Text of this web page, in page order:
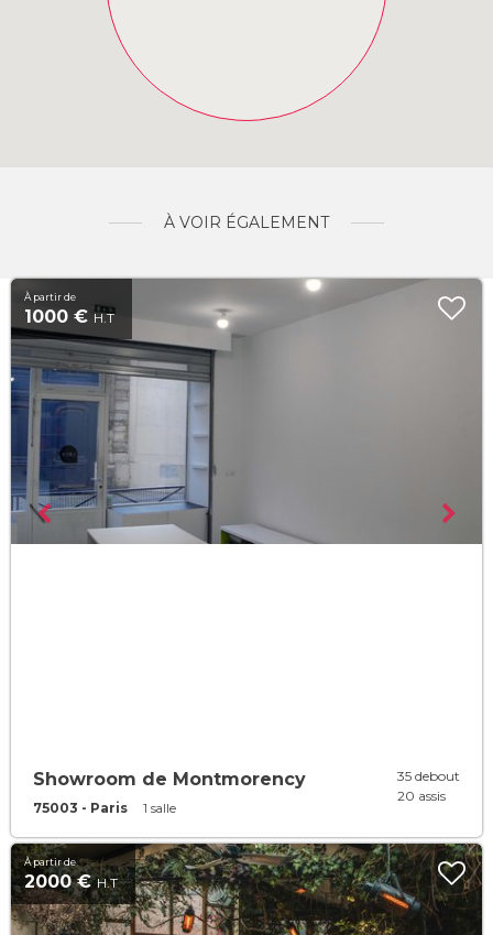
À VOIR ÉGALEMENT
À partir de
1000 € H.T
Showroom de Montmorency
75003 - Paris 1 salle
35 debout
20 assis
À partir de
2000 €H.T